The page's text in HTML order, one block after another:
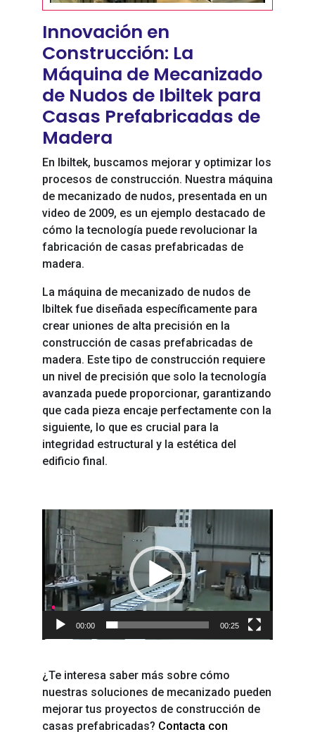
Innovación en
Construcción: La
Máquina de Mecanizado
de Nudos de Ibiltek para
Casas Prefabricadas de
Madera
En Ibiltek, buscamos mejorar y optimizar los
procesos de construcción. Nuestra máquina
de mecanizado de nudos, presentada en un
video de 2009, es un ejemplo destacado de
cómo la tecnología puede revolucionar la
fabricación de casas prefabricadas de
madera.
La máquina de mecanizado de nudos de
Ibiltek fue diseñada específicamente para
crear uniones de alta precisión en la
construcción de casas prefabricadas de
madera. Este tipo de construcción requiere
un nivel de precisión que solo la tecnología
avanzada puede proporcionar, garantizando
que cada pieza encaje perfectamente con la
siguiente, lo que es crucial para la
integridad estructural y la estética del
edificio final.
Reproductor
vídeo
00:00 00:25
¿Te interesa saber más sobre cómo
nuestras soluciones de mecanizado pueden
mejorar tus proyectos de construcción de
casas prefabricadas? Contacta con